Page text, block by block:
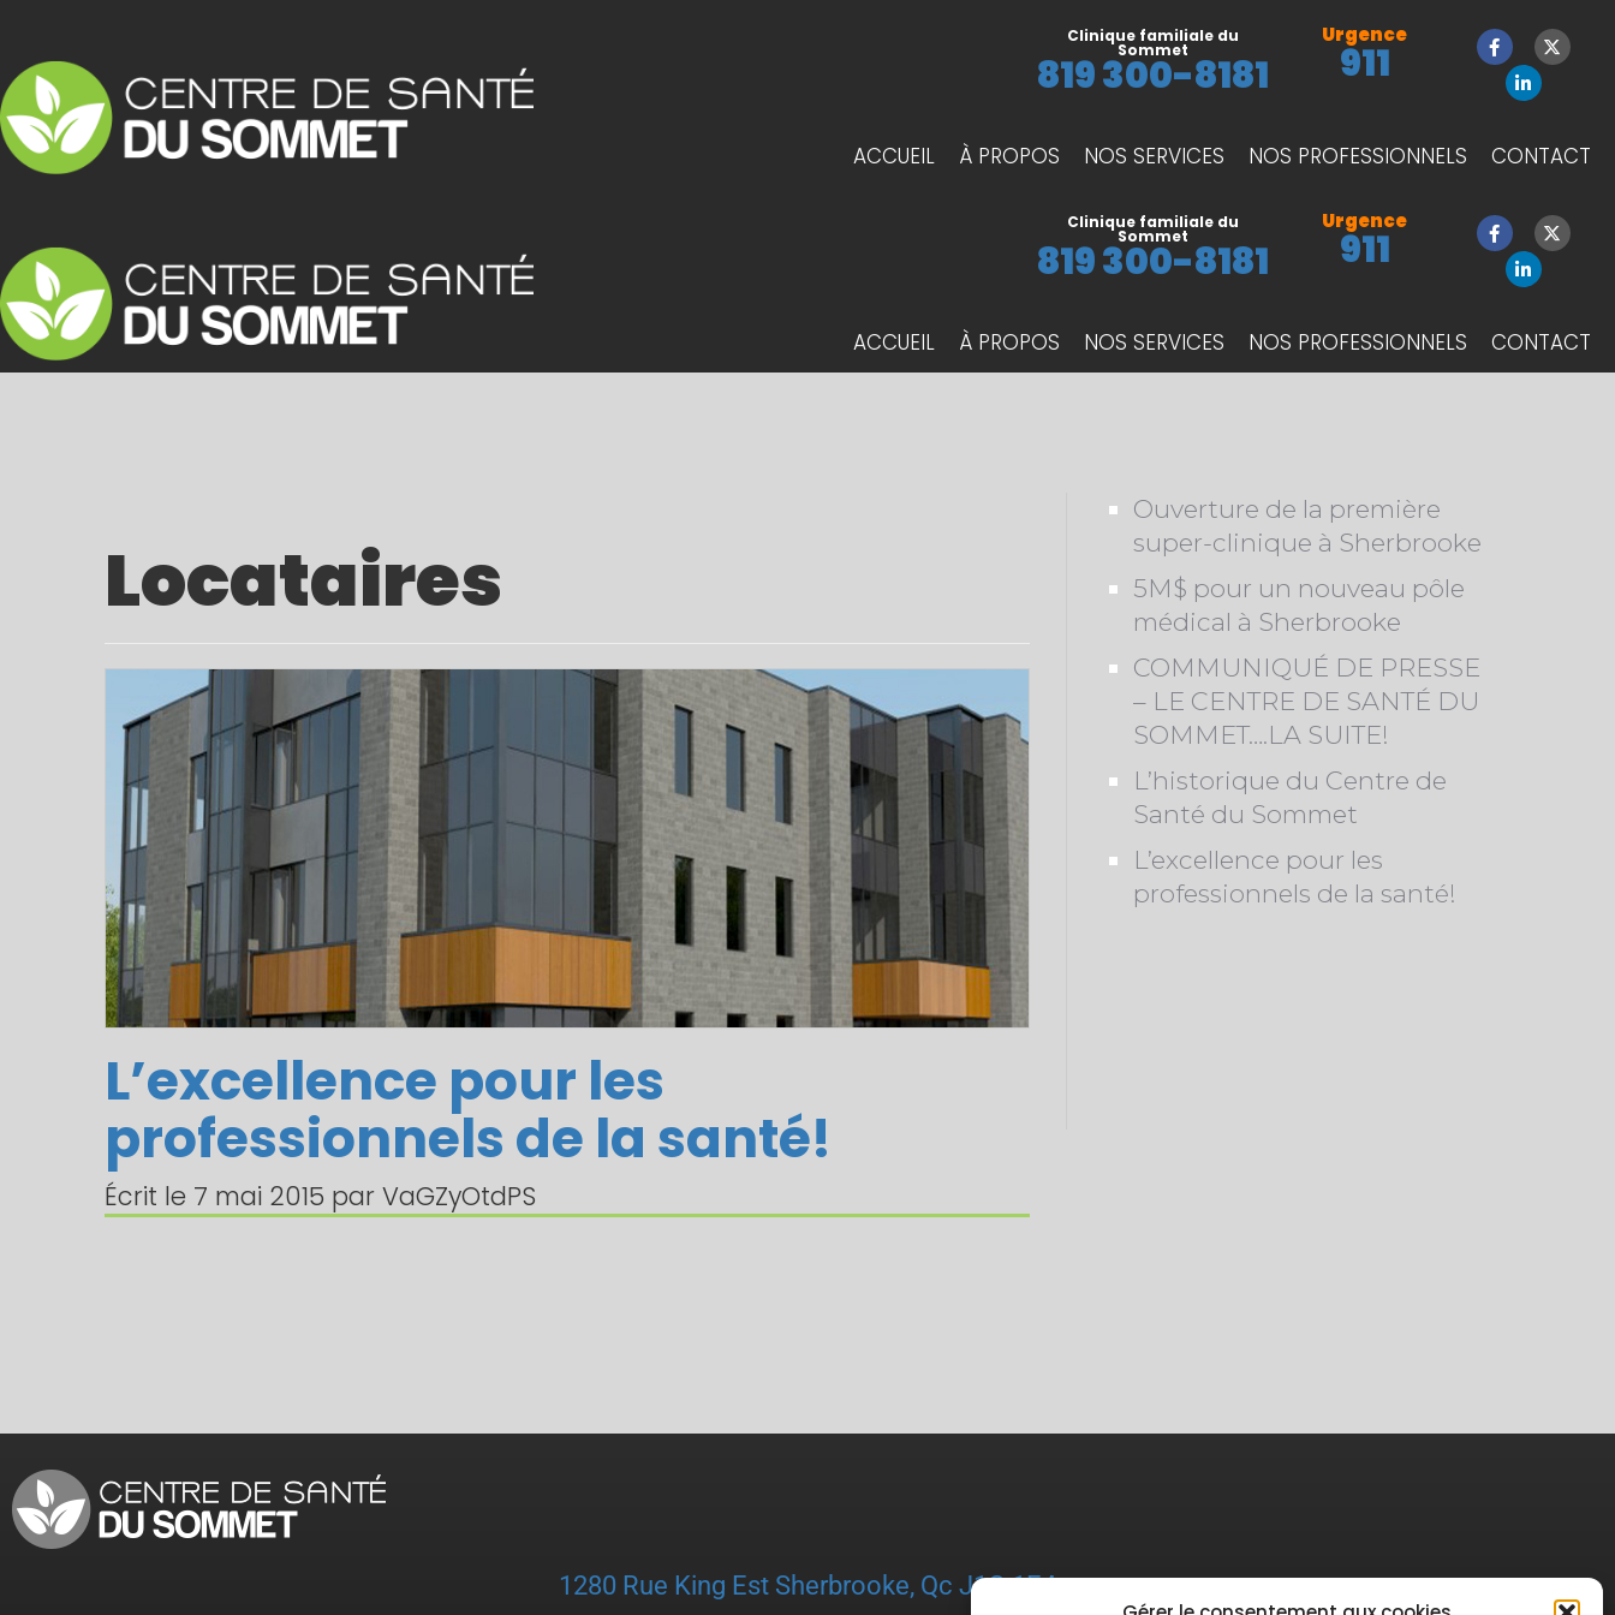
Clinique familiale du
Sommet
819 300-8181
Urgence
911
ACCUEIL À PROPOS NOS SERVICES NOS PROFESSIONNELS CONTACT
Clinique familiale du
Sommet
819 300-8181
Urgence
911
ACCUEIL À PROPOS NOS SERVICES NOS PROFESSIONNELS CONTACT
Locataires
L’excellence pour les
professionnels de la santé!
Écrit le 7 mai 2015 par VaGZyOtdPS
Ouverture de la première
super-clinique à Sherbrooke
5M$ pour un nouveau pôle
médical à Sherbrooke
COMMUNIQUÉ DE PRESSE
– LE CENTRE DE SANTÉ DU
SOMMET….LA SUITE!
L’historique du Centre de
Santé du Sommet
L’excellence pour les
professionnels de la santé!
1280 Rue King Est Sherbrooke, Qc J1G 1E4